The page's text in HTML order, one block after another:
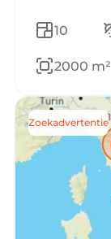
10
2000 m²
Zoekadvertentie